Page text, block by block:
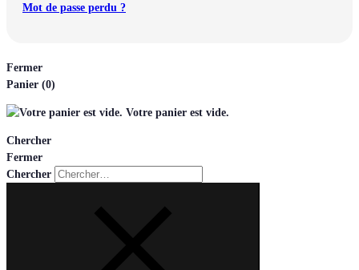
Mot de passe perdu ?
Fermer
Panier (0)
Votre panier est vide.
Chercher
Fermer
Chercher